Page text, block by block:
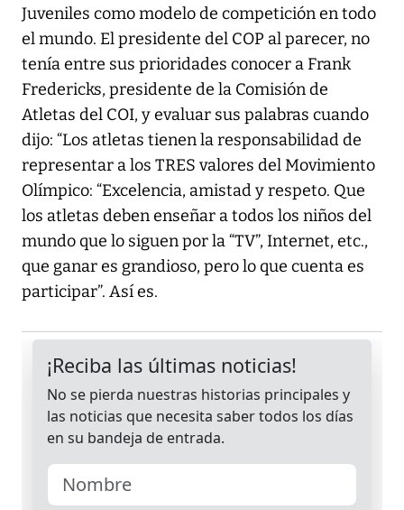
Juveniles como modelo de competición en todo
el mundo. El presidente del COP al parecer, no
tenía entre sus prioridades conocer a Frank
Fredericks, presidente de la Comisión de
Atletas del COI, y evaluar sus palabras cuando
dijo: “Los atletas tienen la responsabilidad de
representar a los TRES valores del Movimiento
Olímpico: “Excelencia, amistad y respeto. Que
los atletas deben enseñar a todos los niños del
mundo que lo siguen por la “TV”, Internet, etc.,
que ganar es grandioso, pero lo que cuenta es
participar”. Así es.